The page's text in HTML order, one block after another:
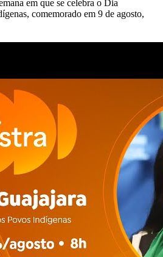
em que se celebra o Dia
comemorado em 9 de agosto,